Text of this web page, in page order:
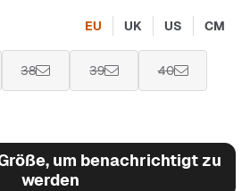
EU UK US CM
38 39 40
um benachrichtigt zu
werden